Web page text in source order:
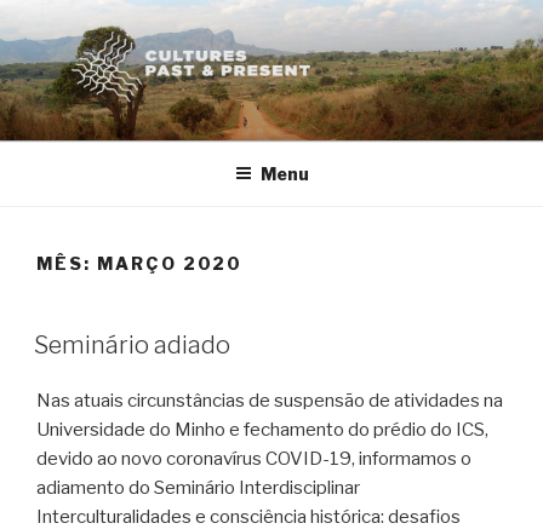
para
o
conteúdo
Menu
MÊS: MARÇO 2020
PUBLICADO
EM
Seminário adiado
Nas atuais circunstâncias de suspensão de atividades na
Universidade do Minho e fechamento do prédio do ICS,
devido ao novo coronavírus COVID-19, informamos o
adiamento do Seminário Interdisciplinar
Interculturalidades e consciência histórica: desafios